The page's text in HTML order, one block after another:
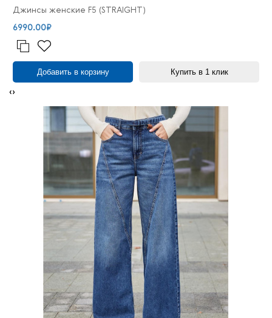
Джинсы женские F5 (STRAIGHT)
6990.00₽
Добавить в корзину Купить в 1 клик
‹›